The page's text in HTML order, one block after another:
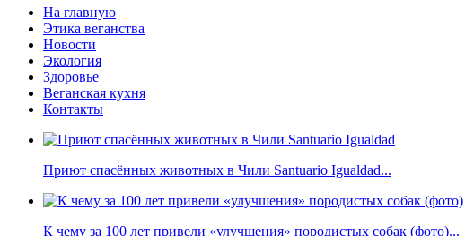
На главную
Этика веганства
Новости
Экология
Здоровье
Веганская кухня
Контакты
Приют спасённых животных в Чили Santuario Igualdad...
К чему за 100 лет привели «улучшения» породистых собак (фото)...